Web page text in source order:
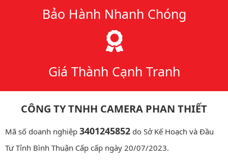
Bảo Hành Nhanh Chóng
Giá Thành Cạnh Tranh
CÔNG TY TNHH CAMERA PHAN THIẾT
Mã số doanh nghiệp 3401245852 do Sở Kế Hoạch và Đầu
Tư Tỉnh Bình Thuận Cấp cấp ngày 20/07/2023.